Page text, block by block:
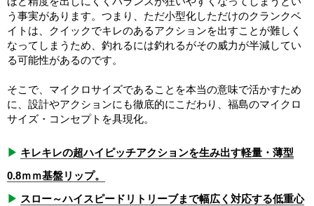
う事実があります。つまり、ただ小型化しただけのクランクベ
イトは、クイックでキレのあるアクションを出すことが難しく
なってしまうため、釣れるには釣れるがその威力が半減してい
る可能性があるのです。
そこで、マイクロサイズであることを本当の意味で活かすため
に、設計やアクションにも徹底的にこだわり、福島のマイクロ
サイズ・コンセプトを具現化。
▶ キレキレの超ハイピッチアクションを生み出す軽量・薄型
0.8ｍｍ基盤リップ。
▶ スロー～ハイスピードリトリーブまで幅広く対応する低重心